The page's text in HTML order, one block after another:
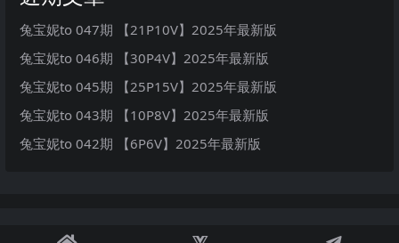
兔宝妮to 047期 【21P10V】2025年最新版
兔宝妮to 046期 【30P4V】2025年最新版
兔宝妮to 045期 【25P15V】2025年最新版
兔宝妮to 043期 【10P8V】2025年最新版
兔宝妮to 042期 【6P6V】2025年最新版